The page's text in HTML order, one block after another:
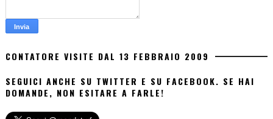
CONTATORE VISITE DAL 13 FEBBRAIO 2009
SEGUICI ANCHE SU TWITTER E SU FACEBOOK. SE HAI
DOMANDE, NON ESITARE A FARLE!